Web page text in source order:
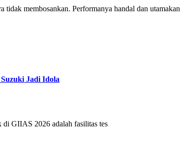
membosankan. Performanya handal dan utamakan
Jadi Idola
GIIAS 2026 adalah fasilitas tes